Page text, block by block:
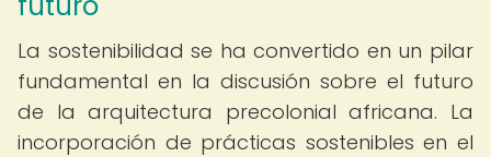
La sostenibilidad se ha convertido en un pilar
fundamental en la discusión sobre el futuro
de la arquitectura precolonial africana. La
incorporación de prácticas sostenibles en el